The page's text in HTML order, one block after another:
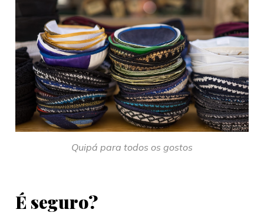
Quipá para todos os gostos
É seguro?